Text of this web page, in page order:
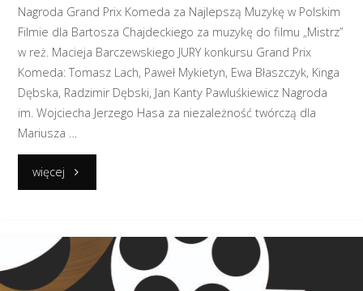
Nagroda Grand Prix Komeda za Najlepszą Muzykę w Polskim
Filmie dla Bartosza Chajdeckiego za muzykę do filmu „Mistrz”
w reż. Macieja Barczewskiego JURY konkursu Grand Prix
Komeda: Tomasz Lach, Paweł Mykietyn, Ewa Błaszczyk, Kinga
Dębska, Radzimir Dębski, Jan Kanty Pawluśkiewicz Nagroda
im. Wojciecha Jerzego Hasa za niezależność twórczą dla
Mariusza …
więcej"Znamy